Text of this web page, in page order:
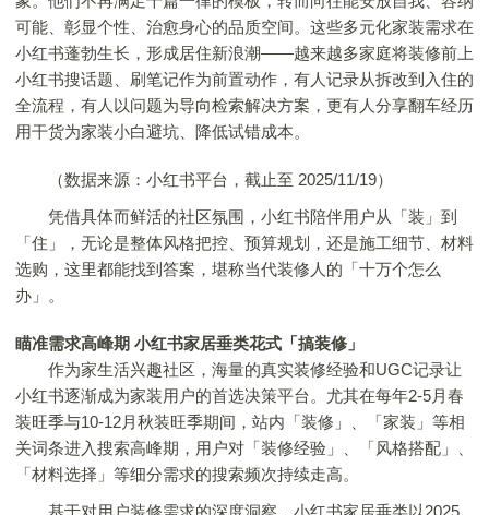
可能、彰显个性、治愈身心的品质空间。这些多元化家装需求在
小红书蓬勃生长，形成居住新浪潮——越来越多家庭将装修前上
小红书搜话题、刷笔记作为前置动作，有人记录从拆改到入住的
全流程，有人以问题为导向检索解决方案，更有人分享翻车经历
用干货为家装小白避坑、降低试错成本。
（数据来源：小红书平台，截止至 2025/11/19）
凭借具体而鲜活的社区氛围，小红书陪伴用户从「装」到
「住」，无论是整体风格把控、预算规划，还是施工细节、材料
选购，这里都能找到答案，堪称当代装修人的「十万个怎么
办」。
瞄准需求高峰期 小红书家居垂类花式「搞装修」
作为家生活兴趣社区，海量的真实装修经验和UGC记录让
小红书逐渐成为家装用户的首选决策平台。尤其在每年2-5月春
装旺季与10-12月秋装旺季期间，站内「装修」、「家装」等相
关词条进入搜索高峰期，用户对「装修经验」、「风格搭配」、
「材料选择」等细分需求的搜索频次持续走高。
基于对用户装修需求的深度洞察，小红书家居垂类以2025